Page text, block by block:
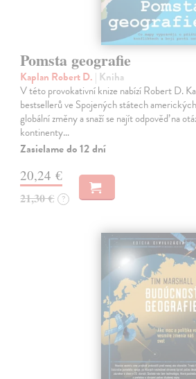
Pomsta geografie
Kaplan Robert D. | Kniha
V této provokativní knize nabízí Robert D.
bestsellerů ve Spojených státech
globální změny a snaží se najít odpověď na
kontinenty…
Zasielame do 12 dní
20,24 €
21,30 € ?